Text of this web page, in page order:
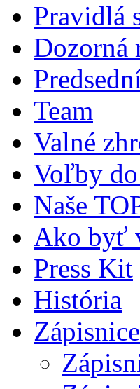
Pravidlá
Dozorná
Team
Valné
Voľby do
Naše
Ako byť
Press Kit
História
Zápisnice